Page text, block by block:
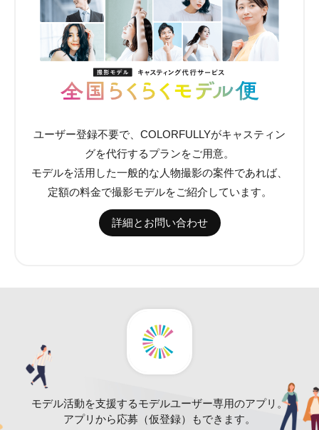
ユーザー登録不要で、COLORFULLYがキャスティン
グを代行するプランをご用意。
モデルを活用した一般的な人物撮影の案件であれば、
定額の料金で撮影モデルをご紹介しています。
詳細とお問い合わせ
モデル活動を支援するモデルユーザー専用のアプリ。
アプリから応募（仮登録）もできます。